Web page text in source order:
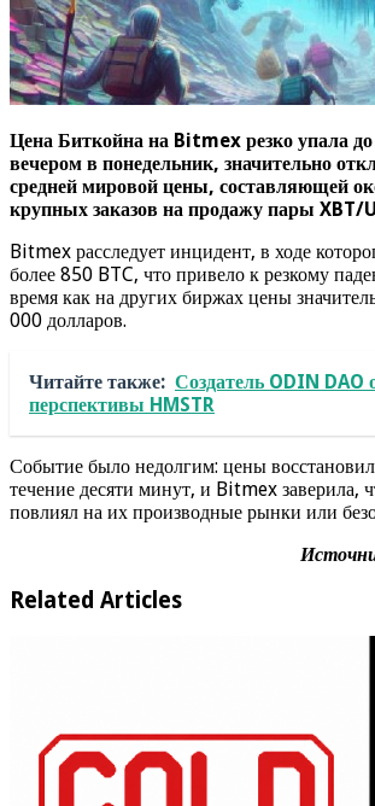
Цена Биткойна на Bitmex резко упала
вечером в понедельник, значительно
средней мировой цены, составляющей
крупных заказов на продажу пары XBT/
Bitmex расследует инцидент, в ходе
более 850 BTC, что привело к резкому
время как на других биржах цены
000 долларов.
Читайте также: Создатель ODIN DAO
перспективы HMSTR
Событие было недолгим: цены
течение десяти минут, и Bitmex заверила,
повлиял на их производные рынки или
Related Articles